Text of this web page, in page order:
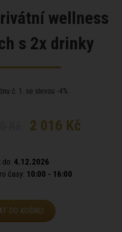
wellness
s 2x drinky
č. 1. se slevou -4%
2 016 Kč
4.12.2026
časy: 10:00 - 16:00
DO KOŠÍKU